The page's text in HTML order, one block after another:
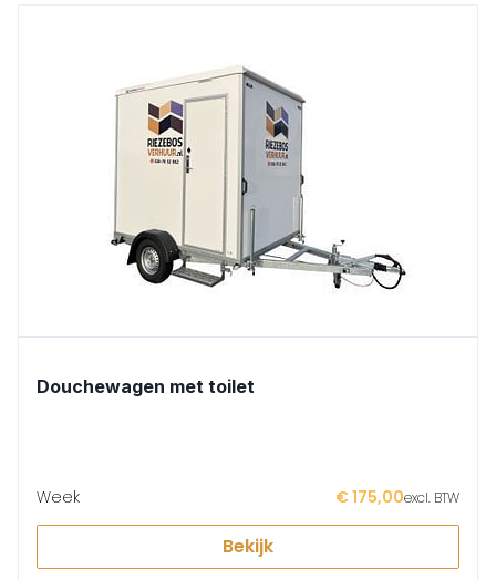
Douchewagen met toilet
Week € 175,00excl. BTW
Bekijk